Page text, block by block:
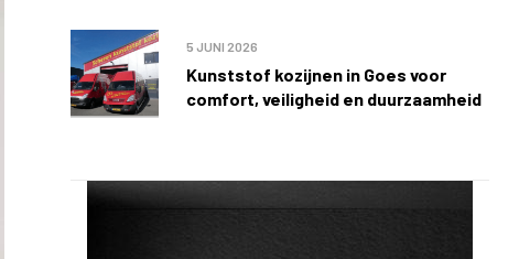
Kunststof kozijnen in Goes voor
comfort, veiligheid en duurzaamheid
5 JUNI 2026